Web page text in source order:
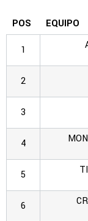
POS EQUIPO
1
2
3
4
5
6